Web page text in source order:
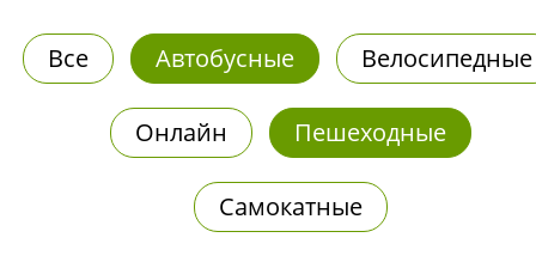
Все Автобусные Велосипедные
Онлайн Пешеходные
Самокатные